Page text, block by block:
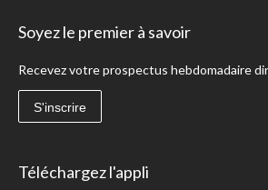
Soyez le premier à savoir
Recevez votre prospectus hebdomadaire
S'inscrire
Téléchargez l'appli